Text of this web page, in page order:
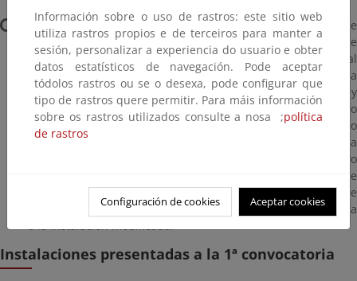
por la potencia de la nueva unidad retributiva.
En el plazo máximo de 1 mes desde la fecha de
indisponibilidad de la parte de la instalación original que se
va a modificar, el interesado deberá solicitar la renuncia al
régimen retributivo específico correspondiente a la potencia
eliminada ante la Dirección General de Política Energética y
Minas, sin perjuicio de la comunicación al órgano
competente de la modificación de la potencia en el Registro
de instalaciones de producción de energía eléctrica
correspondiente. La renuncia al régimen retributivo
específico producirá efectos desde la citada fecha de
indisponibilidad y tendrá carácter definitivo, sin perjuicio de
régimen retributivo específico que, en su caso, se reconozca
a la instalación modificada.
Instalaciones presentadas a la 1ª convocatoria
Información sobre o uso de rastros: este sitio web
utiliza rastros propios e de terceiros para manter a
sesión, personalizar a experiencia do usuario e obter
datos estatísticos de navegación. Pode aceptar
tódolos rastros ou se o desexa, pode configurar que
tipo de rastros quere permitir. Para máis información
sobre os rastros utilizados consulte a nosa ;política
de rastros
Configuración de cookies Aceptar cookies